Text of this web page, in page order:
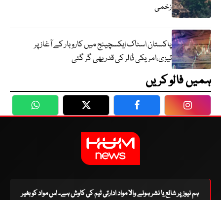
زخمی
پاکستان اسٹاک ایکسچینج میں کاروبار کے آغاز پر
تیزی،امریکی ڈالر کی قدر بھی گر گئی
ہمیں فالو کریں
WhatsApp Twitter Facebook
ہم نیوز پر شائع یا نشر ہونے والا مواد ادارتی ٹیم کی کاوش ہے۔ اس مواد کو بغیر